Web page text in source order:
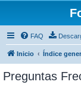
FAQ
Inicio Índice
Preguntas